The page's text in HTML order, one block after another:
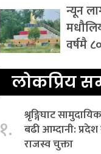
न्यून
वर्षमै
लोकप्रिय
१.
श्रृङ्गिघाट
बढी आम्दानी:
राजस्व चुक्ता